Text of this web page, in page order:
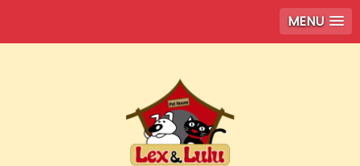
MENU